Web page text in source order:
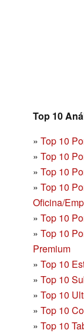
Top 10
» Top 10
» Top 10
» Top 10
» Top 10
Oficina/
» Top 10
» Top 10
Premium
» Top 10
» Top 10
» Top 10
» Top 10
» Top 10